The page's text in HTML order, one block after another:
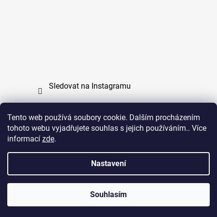
Tento web používá soubory cookie. Dalším procházením
tohoto webu vyjadřujete souhlas s jejich používáním.. Více
informací zde.
Nastavení
Souhlasím
Sledovat na Instagramu
Copyright (c) 2011 - 2026 zoo-branik.cz - Všechna
Vytvořil Shoptet
Copyright 2026ZOO Braník. Všechna práva vyhrazena.